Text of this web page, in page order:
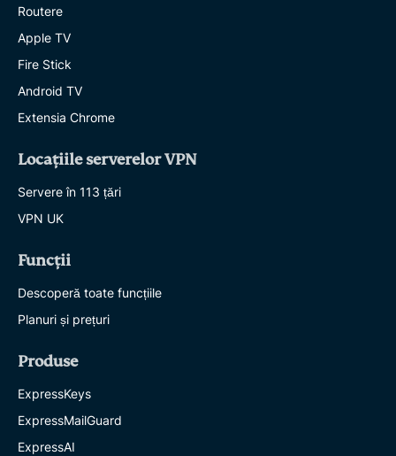
Routere
Apple TV
Fire Stick
Android TV
Extensia Chrome
Locațiile serverelor VPN
Servere în 113 țări
VPN UK
Funcții
Descoperă toate funcțiile
Planuri și prețuri
Produse
ExpressKeys
ExpressMailGuard
ExpressAI